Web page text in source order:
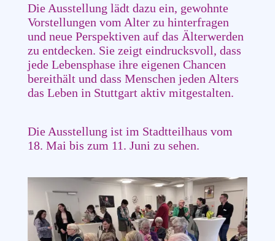
Die Ausstellung lädt dazu ein, gewohnte
Vorstellungen vom Alter zu hinterfragen
und neue Perspektiven auf das Älterwerden
zu entdecken. Sie zeigt eindrucksvoll, dass
jede Lebensphase ihre eigenen Chancen
bereithält und dass Menschen jeden Alters
das Leben in Stuttgart aktiv mitgestalten.
Die Ausstellung ist im Stadtteilhaus vom
18. Mai bis zum 11. Juni zu sehen.